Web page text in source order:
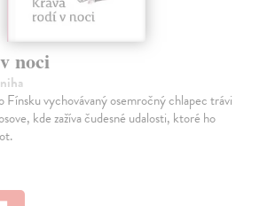
noci
Fínsku vychovávaný osemročný chlapec trávi
kde zažíva čudesné udalosti, ktoré ho